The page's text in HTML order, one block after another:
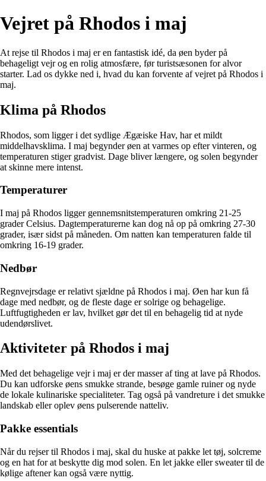
Vejret på Rhodos i maj
At rejse til Rhodos i maj er en fantastisk idé, da øen byder på
behageligt vejr og en rolig atmosfære, før turistsæsonen for alvor
starter. Lad os dykke ned i, hvad du kan forvente af vejret på Rhodos i
maj.
Klima på Rhodos
Rhodos, som ligger i det sydlige Ægæiske Hav, har et mildt
middelhavsklima. I maj begynder øen at varmes op efter vinteren, og
temperaturen stiger gradvist. Dage bliver længere, og solen begynder
at skinne mere intenst.
Temperaturer
I maj på Rhodos ligger gennemsnitstemperaturen omkring 21-25
grader Celsius. Dagtemperaturerne kan dog nå op på omkring 27-30
grader, især sidst på måneden. Om natten kan temperaturen falde til
omkring 16-19 grader.
Nedbør
Regnvejrsdage er relativt sjældne på Rhodos i maj. Øen har kun få
dage med nedbør, og de fleste dage er solrige og behagelige.
Luftfugtigheden er lav, hvilket gør det til en behagelig tid at nyde
udendørslivet.
Aktiviteter på Rhodos i maj
Med det behagelige vejr i maj er der masser af ting at lave på Rhodos.
Du kan udforske øens smukke strande, besøge gamle ruiner og nyde
de lokale kulinariske specialiteter. Tag også på vandreture i det smukke
landskab eller oplev øens pulserende natteliv.
Pakke essentials
Når du rejser til Rhodos i maj, skal du huske at pakke let tøj, solcreme
og en hat for at beskytte dig mod solen. En let jakke eller sweater til de
kølige aftener kan også være nyttig.